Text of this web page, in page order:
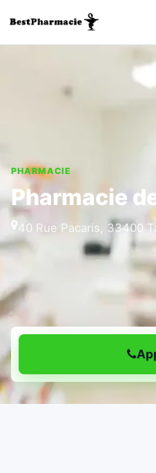
PHARMACIE
Pharmacie
40 Rue Pacaris, 33400